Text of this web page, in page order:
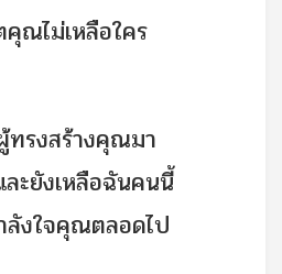
ณไม่เหลือใคร
รงสร้างคุณมา
ะยังเหลือฉันคนนี้
งใจคุณตลอดไป